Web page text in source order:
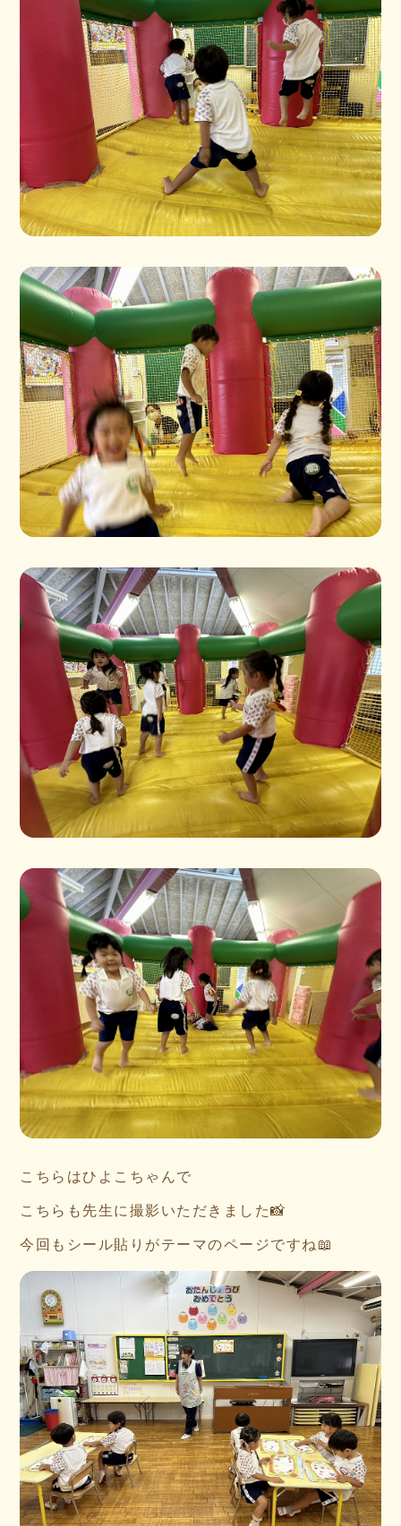
こちらはひよこちゃんで
こちらも先生に撮影いただきました📸
今回もシール貼りがテーマのページですね📖